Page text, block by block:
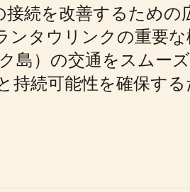
続を改善するための
ンタウリンクの重要な
島）の交通をスムー
持続可能性を確保す